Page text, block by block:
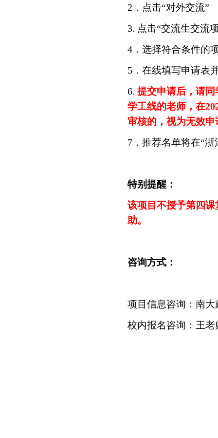
2．点击“对外交流”
3. 点击“交流生交流
4．选择符合条件的
5．在线填写申请表
6. 提交申请后，请
学工线的老师，在
审核的，视为无效
7．推荐名单将在“
特别提醒：
该项目不授予第四
助。
咨询方式：
项目信息咨询：南
校内报名咨询：王老